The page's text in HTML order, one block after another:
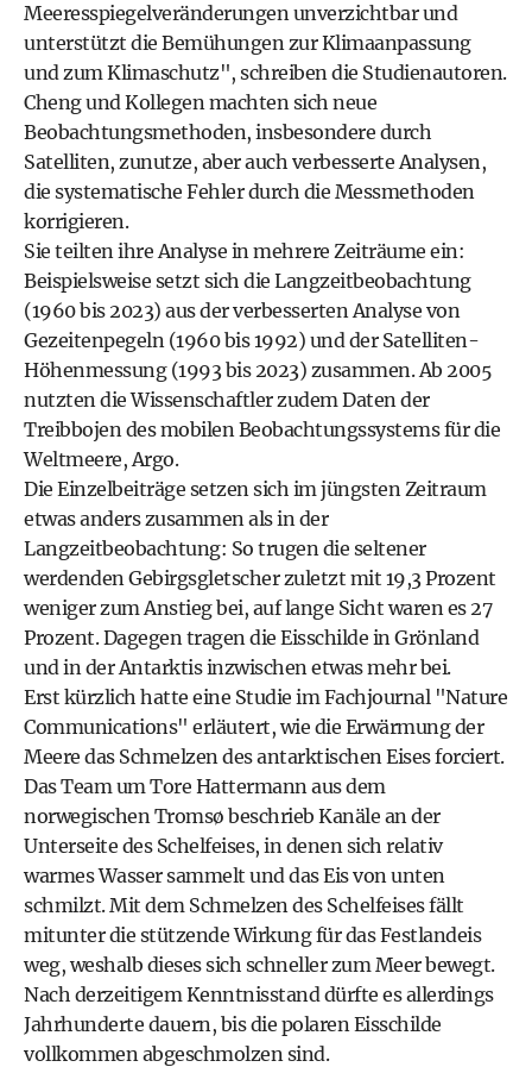
Meeresspiegelveränderungen unverzichtbar und
unterstützt die Bemühungen zur Klimaanpassung
und zum Klimaschutz", schreiben die Studienautoren.
Cheng und Kollegen machten sich neue
Beobachtungsmethoden, insbesondere durch
Satelliten, zunutze, aber auch verbesserte Analysen,
die systematische Fehler durch die Messmethoden
korrigieren.
Sie teilten ihre Analyse in mehrere Zeiträume ein:
Beispielsweise setzt sich die Langzeitbeobachtung
(1960 bis 2023) aus der verbesserten Analyse von
Gezeitenpegeln (1960 bis 1992) und der Satelliten-
Höhenmessung (1993 bis 2023) zusammen. Ab 2005
nutzten die Wissenschaftler zudem Daten der
Treibbojen des mobilen Beobachtungssystems für die
Weltmeere, Argo.
Die Einzelbeiträge setzen sich im jüngsten Zeitraum
etwas anders zusammen als in der
Langzeitbeobachtung: So trugen die seltener
werdenden Gebirgsgletscher zuletzt mit 19,3 Prozent
weniger zum Anstieg bei, auf lange Sicht waren es 27
Prozent. Dagegen tragen die Eisschilde in Grönland
und in der Antarktis inzwischen etwas mehr bei.
Erst kürzlich hatte eine Studie im Fachjournal "Nature
Communications" erläutert, wie die Erwärmung der
Meere das Schmelzen des antarktischen Eises forciert.
Das Team um Tore Hattermann aus dem
norwegischen Tromsø beschrieb Kanäle an der
Unterseite des Schelfeises, in denen sich relativ
warmes Wasser sammelt und das Eis von unten
schmilzt. Mit dem Schmelzen des Schelfeises fällt
mitunter die stützende Wirkung für das Festlandeis
weg, weshalb dieses sich schneller zum Meer bewegt.
Nach derzeitigem Kenntnisstand dürfte es allerdings
Jahrhunderte dauern, bis die polaren Eisschilde
vollkommen abgeschmolzen sind.